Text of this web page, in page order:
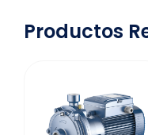
Productos